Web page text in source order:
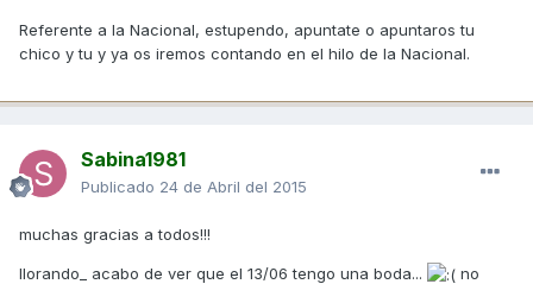
Referente a la Nacional, estupendo, apuntate o apuntaros tu
chico y tu y ya os iremos contando en el hilo de la Nacional.
Sabina1981
Publicado 24 de Abril del 2015
muchas gracias a todos!!!
llorando_ acabo de ver que el 13/06 tengo una boda...
no